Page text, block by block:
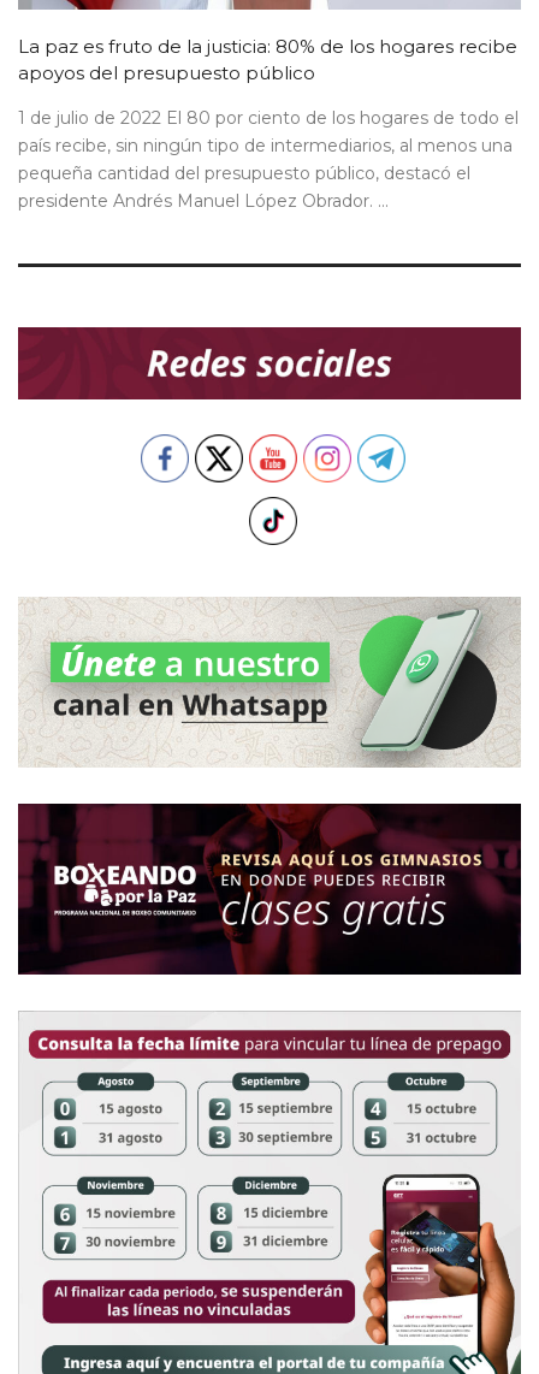
La paz es fruto de la justicia: 80% de los hogares recibe
apoyos del presupuesto público
1 de julio de 2022 El 80 por ciento de los hogares de todo el
país recibe, sin ningún tipo de intermediarios, al menos una
pequeña cantidad del presupuesto público, destacó el
presidente Andrés Manuel López Obrador. ...